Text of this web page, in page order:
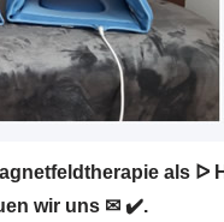
als
wir uns ✉ ✔️.